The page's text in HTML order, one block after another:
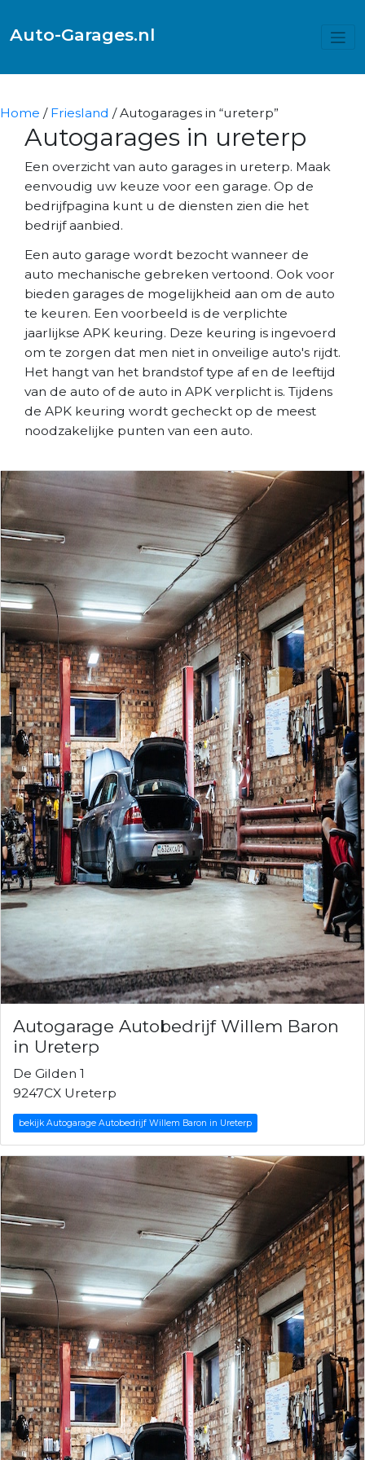
Auto-Garages.nl
Home / Friesland / Autogarages in “ureterp”
Autogarages in ureterp
Een overzicht van auto garages in ureterp. Maak
eenvoudig uw keuze voor een garage. Op de
bedrijfpagina kunt u de diensten zien die het
bedrijf aanbied.
Een auto garage wordt bezocht wanneer de
auto mechanische gebreken vertoond. Ook voor
bieden garages de mogelijkheid aan om de auto
te keuren. Een voorbeeld is de verplichte
jaarlijkse APK keuring. Deze keuring is ingevoerd
om te zorgen dat men niet in onveilige auto's rijdt.
Het hangt van het brandstof type af en de leeftijd
van de auto of de auto in APK verplicht is. Tijdens
de APK keuring wordt gecheckt op de meest
noodzakelijke punten van een auto.
Autogarage Autobedrijf Willem Baron
in Ureterp
De Gilden 1
9247CX Ureterp
bekijk Autogarage Autobedrijf Willem Baron in Ureterp